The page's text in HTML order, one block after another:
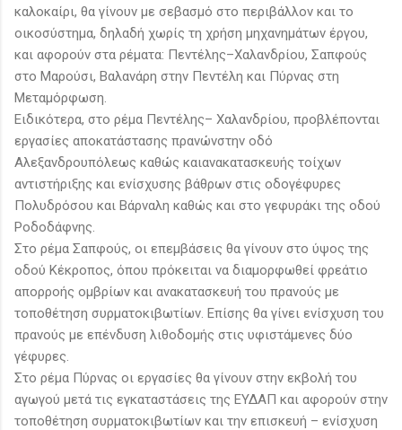
καλοκαίρι, θα γίνουν με σεβασμό στο περιβάλλον και το
οικοσύστημα, δηλαδή χωρίς τη χρήση μηχανημάτων έργου,
και αφορούν στα ρέματα: Πεντέλης–Χαλανδρίου, Σαπφούς
στο Μαρούσι, Βαλανάρη στην Πεντέλη και Πύρνας στη
Μεταμόρφωση.
Ειδικότερα, στο ρέμα Πεντέλης– Χαλανδρίου, προβλέπονται
εργασίες αποκατάστασης πρανώνστην οδό
Αλεξανδρουπόλεως καθώς καιανακατασκευής τοίχων
αντιστήριξης και ενίσχυσης βάθρων στις οδογέφυρες
Πολυδρόσου και Βάρναλη καθώς και στο γεφυράκι της οδού
Ροδοδάφνης.
Στο ρέμα Σαπφούς, οι επεμβάσεις θα γίνουν στο ύψος της
οδού Κέκροπος, όπου πρόκειται να διαμορφωθεί φρεάτιο
απορροής ομβρίων και ανακατασκευή του πρανούς με
τοποθέτηση συρματοκιβωτίων. Επίσης θα γίνει ενίσχυση του
πρανούς με επένδυση λιθοδομής στις υφιστάμενες δύο
γέφυρες.
Στο ρέμα Πύρνας οι εργασίες θα γίνουν στην εκβολή του
αγωγού μετά τις εγκαταστάσεις της ΕΥΔΑΠ και αφορούν στην
τοποθέτηση συρματοκιβωτίων και την επισκευή – ενίσχυση